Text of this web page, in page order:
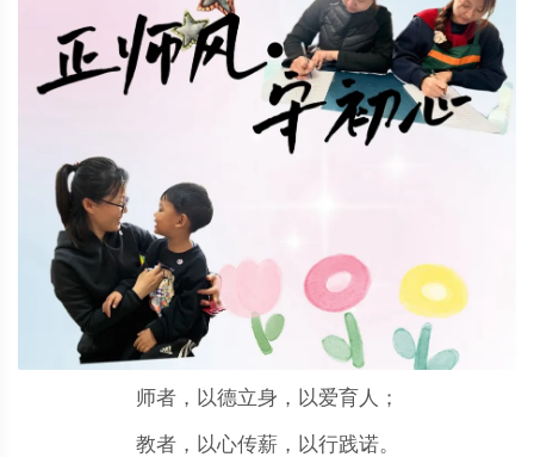
师者，以德立身，以爱育人；
教者，以心传薪，以行践诺。